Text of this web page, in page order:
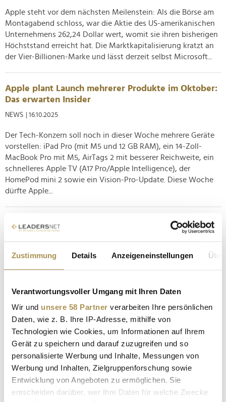
Zustimmung Details Anzeigeneinstellungen
Verantwortungsvoller Umgang mit Ihren Daten
Wir und unsere 58 Partner verarbeiten Ihre persönlichen
Daten, wie z. B. Ihre IP-Adresse, mithilfe von
Technologien wie Cookies, um Informationen auf Ihrem
Gerät zu speichern und darauf zuzugreifen und so
personalisierte Werbung und Inhalte, Messungen von
Werbung und Inhalten, Zielgruppenforschung sowie
Entwicklung von Angeboten zu ermöglichen. Sie
entscheiden darüber, wer Ihre Daten für welche Zwecke
Apple steht vor dem nächsten Meilenstein: Als die Börse am
Montagabend schloss, war die Aktie des US-amerikanischen
Unternehmens 262,24 Dollar wert, womit sie ihren bisherigen
Höchststand erreicht hat. Die Marktkapitalisierung kratzt an
der Vier-Billionen-Marke und lässt derzeit selbst Microsoft...
Apple plant Launch mehrerer Produkte im Oktober:
Das erwarten Insider
NEWS | 16.10.2025
Der Tech-Konzern soll noch in dieser Woche mehrere Geräte
vorstellen: iPad Pro (mit M5 und 12 GB RAM), ein 14-Zoll-
MacBook Pro mit M5, AirTags 2 mit besserer Reichweite, ein
schnelleres Apple TV (A17 Pro/Apple Intelligence), der
HomePod mini 2 sowie ein Vision-Pro-Update. Diese Woche
dürfte Apple...
Fünf Unternehmen, denen nach Krisen das
Comeback gelang
Die fünf hier versammelten Unternehmen sind auf der ganzen
Allerdings war der Weg dorthin keineswegs frei von Hürden
und eingeschlagenen Irrwegen: Apple, Lego oder Marvel
haben die Kunst des Comebacks gemeistert und sich aus
tiefen Tälern...
Fünf CEOs, die mit ungewöhnlichen Methoden zum
Erfolg fanden
NEWS | 04.06.2025